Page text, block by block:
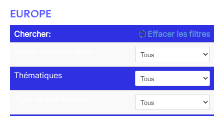
EUROPE
Chercher:
Effacer les filtres
Thématiques